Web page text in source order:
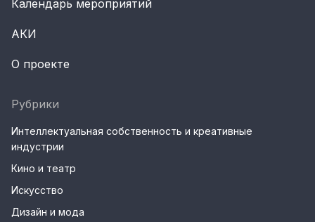
Календарь мероприятий
АКИ
О проекте
Рубрики
Интеллектуальная собственность и креативные
индустрии
Кино и театр
Искусство
Дизайн и мода